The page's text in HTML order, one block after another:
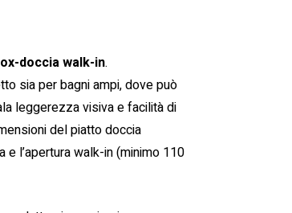
doccia walk-in.
sia per bagni ampi, dove può
leggerezza visiva e facilità di
del piatto doccia
l’apertura walk-in (minimo 110